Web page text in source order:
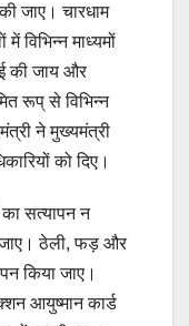
जाए। चारधाम
विभिन्न माध्यमों
की जाय और
रूप् से विभिन्न
ने मुख्यमंत्री
को दिए।
का सत्यापन न
जाए। ठेली, फड़ और
किया जाए।
आयुष्मान कार्ड